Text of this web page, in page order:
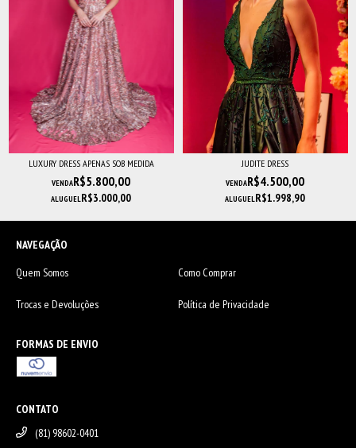
LUXURY DRESS APENAS SOB MEDIDA
VENDAR$5.800,00
ALUGUELR$3.000,00
JUDITE DRESS
VENDAR$4.500,00
ALUGUELR$1.998,90
NAVEGAÇÃO
Quem Somos
Como Comprar
Trocas e Devoluções Política de Privacidade
FORMAS DE ENVIO
CONTATO
(81) 98602-0401